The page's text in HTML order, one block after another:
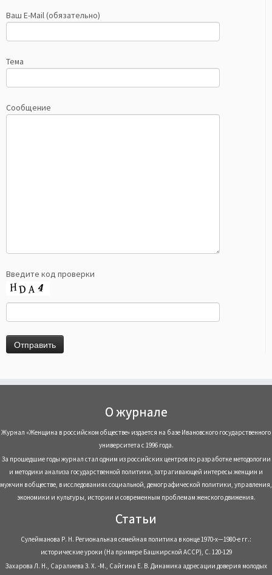
Ваш E-Mail (обязательно)
Тема
Сообщение
Введите код проверки
О журнале
Журнал «Женщина в российском обществе» издается на базе Ивановского государственного
университета с 1996 года.
За прошедшие годы журнал стал одним из российских центров по разработке методологии
и методики анализа государственной политики, затрагивающей интересы женщин и
мужчин в обществе, в исследованиях социальной, демографической политики, управления,
экономики и культуры, истории и современным проблемам женского движения.
Статьи
Сулейманова Р. Н. Региональная семейная политика в конце 1970-х—1980-е гг.:
исторические уроки (На примере Башкирской АССР), С. 120-129
Захарова Л. Н., Саралиева З. Х. -М., Сайгина Е. В. Динамика адресации доверия молодых